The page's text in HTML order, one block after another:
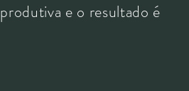
e o resultado é